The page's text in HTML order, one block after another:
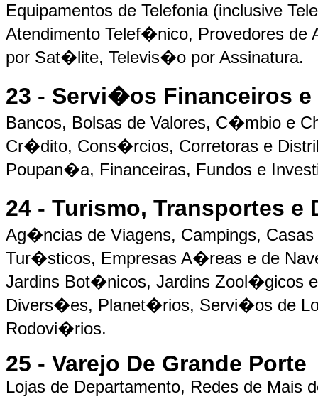
Equipamentos de Telefonia (inclusive
Atendimento Telef�nico, Provedores
por Sat�lite, Televis�o por Assinatura.
23 - Servi�os Financeiros e
Bancos, Bolsas de Valores, C�mbio e
Cr�dito, Cons�rcios, Corretoras e
Poupan�a, Financeiras, Fundos e
24 - Turismo, Transportes
Ag�ncias de Viagens, Campings,
Tur�sticos, Empresas A�reas e de
Jardins Bot�nicos, Jardins Zool�gicos
Divers�es, Planet�rios, Servi�os de
Rodovi�rios.
25 - Varejo De Grande Porte
Lojas de Departamento, Redes de Mais